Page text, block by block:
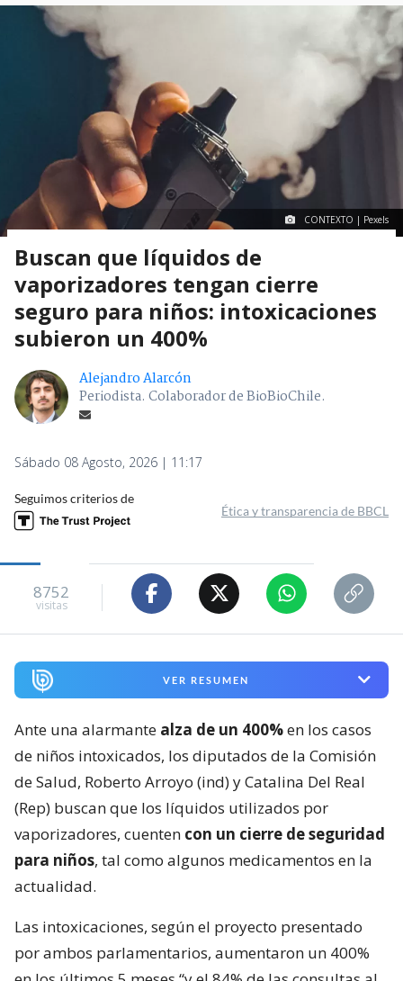
CONTEXTO | Pexels
Buscan que líquidos de
vaporizadores tengan cierre
seguro para niños: intoxicaciones
subieron un 400%
Alejandro Alarcón
Periodista. Colaborador de BioBioChile.
Sábado 08 Agosto, 2026 | 11:17
Seguimos criterios de
Ética y transparencia de BBCL
8752
visitas
VER RESUMEN
Ante una alarmante alza de un 400%en los casos
de niños intoxicados, los diputados de la Comisión
de Salud, Roberto Arroyo (ind) y Catalina Del Real
(Rep) buscan que los líquidos utilizados por
vaporizadores, cuenten con un cierre de seguridad
para niños, tal como algunos medicamentos en la
actualidad.
Las intoxicaciones, según el proyecto presentado
por ambos parlamentarios, aumentaron un 400%